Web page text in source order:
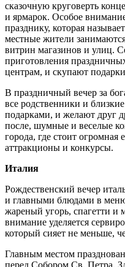
сказочную круговерть
и ярмарок. Особое
празднику, которая
местные жители
витрин магазинов и улиц.
приготовления
центрам, и скупают
В праздничный вечер за
все родственники и
подарками, и желают друг
после, шумные и веселые
города, где стоит огромная
аттракционы и конкурсы.
Италия
Рождественский вечер
и главными блюдами в меню
жареный угорь, спагетти и
внимание уделяется
который сияет не меньше,
Главным местом
перед Собором Св. Петра.